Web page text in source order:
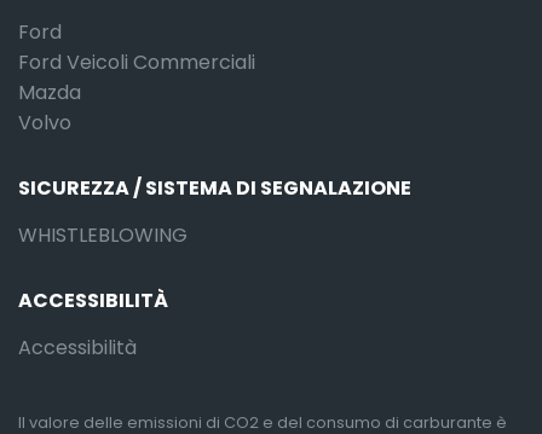
Ford
Ford Veicoli Commerciali
Mazda
Volvo
SICUREZZA / SISTEMA DI SEGNALAZIONE
WHISTLEBLOWING
ACCESSIBILITÀ
Accessibilità
Il valore delle emissioni di CO2 e del consumo di carburante è